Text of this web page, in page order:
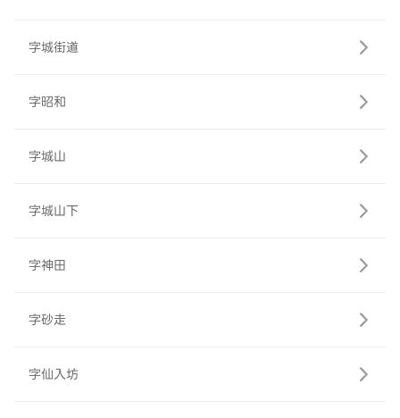
字城街道
字昭和
字城山
字城山下
字神田
字砂走
字仙入坊